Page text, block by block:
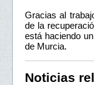
Gracias al
de la
está haciendo
de Murcia.
Noticias